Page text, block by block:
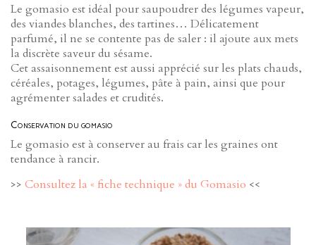
Le gomasio est idéal pour saupoudrer des légumes vapeur,
des viandes blanches, des tartines… Délicatement
parfumé, il ne se contente pas de saler : il ajoute aux mets
la discrète saveur du sésame.
Cet assaisonnement est aussi apprécié sur les plats chauds,
céréales, potages, légumes, pâte à pain, ainsi que pour
agrémenter salades et crudités.
Conservation du gomasio
Le gomasio est à conserver au frais car les graines ont
tendance à rancir.
>> Consultez la « fiche technique » du Gomasio <<